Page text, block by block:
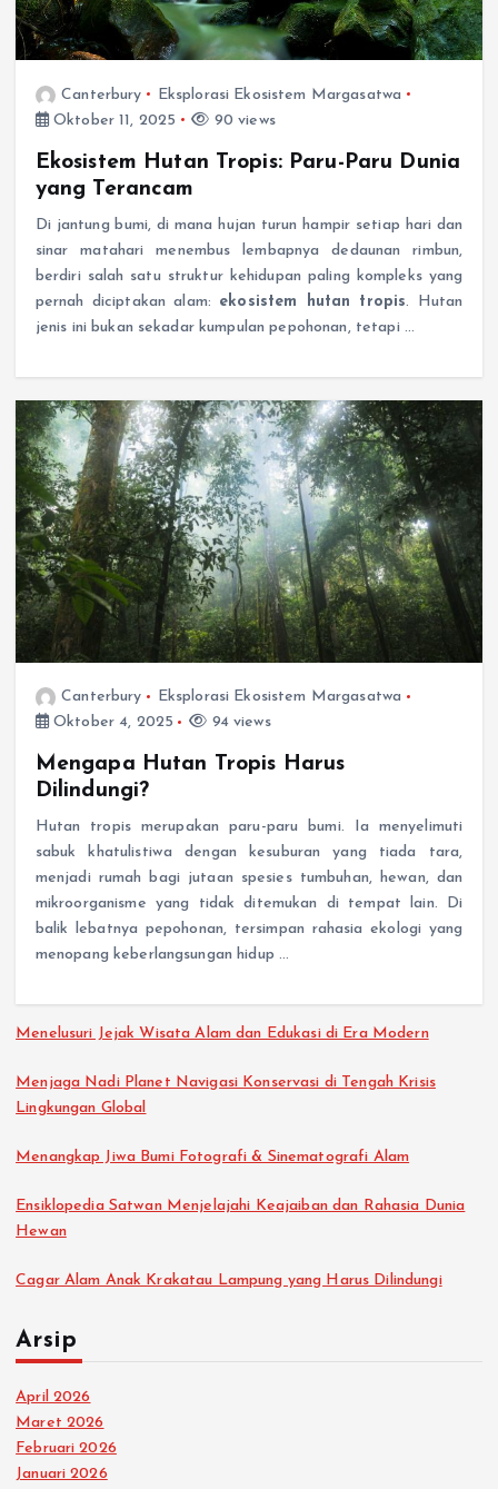
Canterbury
Eksplorasi Ekosistem Margasatwa
Oktober 11, 2025
90 views
Ekosistem Hutan Tropis: Paru-Paru Dunia
yang Terancam
Di jantung bumi, di mana hujan turun hampir setiap hari dan
sinar matahari menembus lembapnya dedaunan rimbun,
berdiri salah satu struktur kehidupan paling kompleks yang
pernah diciptakan alam: ekosistem hutan tropis. Hutan
jenis ini bukan sekadar kumpulan pepohonan, tetapi …
Canterbury
Eksplorasi Ekosistem Margasatwa
Oktober 4, 2025
94 views
Mengapa Hutan Tropis Harus
Dilindungi?
Hutan tropis merupakan paru-paru bumi. Ia menyelimuti
sabuk khatulistiwa dengan kesuburan yang tiada tara,
menjadi rumah bagi jutaan spesies tumbuhan, hewan, dan
mikroorganisme yang tidak ditemukan di tempat lain. Di
balik lebatnya pepohonan, tersimpan rahasia ekologi yang
menopang keberlangsungan hidup …
Menelusuri Jejak Wisata Alam dan Edukasi di Era Modern
Menjaga Nadi Planet Navigasi Konservasi di Tengah Krisis
Lingkungan Global
Menangkap Jiwa Bumi Fotografi & Sinematografi Alam
Ensiklopedia Satwan Menjelajahi Keajaiban dan Rahasia Dunia
Hewan
Cagar Alam Anak Krakatau Lampung yang Harus Dilindungi
Arsip
April 2026
Maret 2026
Februari 2026
Januari 2026